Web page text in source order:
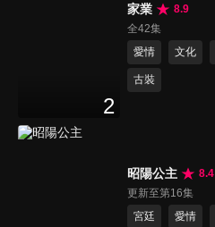
2
家業
8.9
全42集
愛情
文化
古裝
昭陽公主
8.4
更新至第16集
宮廷
愛情